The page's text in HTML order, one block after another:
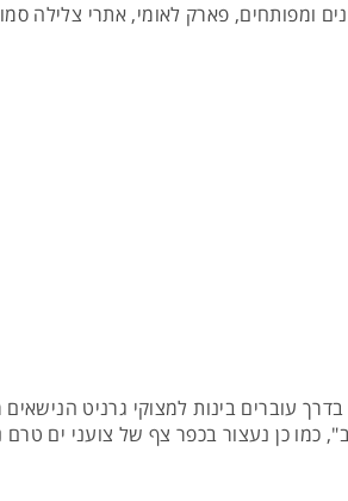
ומפותחים, פארק לאומי, אתרי צלילה
עוברים בינות למצוקי גרניט הנישאים
כן נעצור בכפר צף של צועני ים טרם